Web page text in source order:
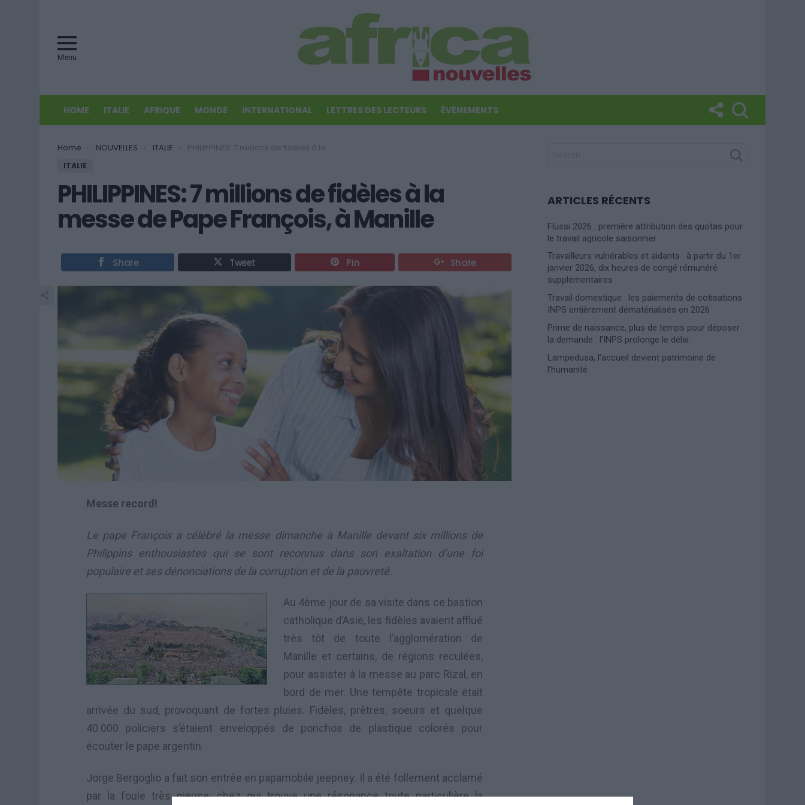
Menu
HOME ITALIE AFRIQUE MONDE INTERNATIONAL LETTRES DES LECTEURS ÉVÉNEMENTS
You are here:
Home NOUVELLES ITALIE
PHILIPPINES: 7 millions de fidèles à la messe de Pape François, à Manille
ITALIE
PHILIPPINES: 7 millions de fidèles à la
messe de Pape François, à Manille
Share Tweet Pin Share
Messe record!
Le pape François a célébré la messe dimanche à Manille devant six millions de
Philippins enthousiastes qui se sont reconnus dans son exaltation d’une foi
populaire et ses dénonciations de la corruption et de la pauvreté.
Au 4ème jour de sa visite dans ce bastion
catholique d’Asie, les fidèles avaient afflué
très tôt de toute l’agglomération de
Manille et certains, de régions reculées,
pour assister à la messe au parc Rizal, en
bord de mer. Une tempête tropicale était
arrivée du sud, provoquant de fortes pluies. Fidèles, prêtres, soeurs et quelque
40.000 policiers s’étaient enveloppés de ponchos de plastique colorés pour
écouter le pape argentin.
Jorge Bergoglio a fait son entrée en papamobile jeepney. Il a été follement acclamé
par la foule très pieuse, chez qui trouve une résonance toute particulière la
ARTICLES RÉCENTS
Flussi 2026 : première attribution des quotas pour
le travail agricole saisonnier
Travailleurs vulnérables et aidants : à partir du 1er
janvier 2026, dix heures de congé rémunéré
supplémentaires
Travail domestique : les paiements de cotisations
INPS entièrement dématérialisés en 2026
Prime de naissance, plus de temps pour déposer
la demande : l’INPS prolonge le délai
Lampedusa, l’accueil devient patrimoine de
l’humanité